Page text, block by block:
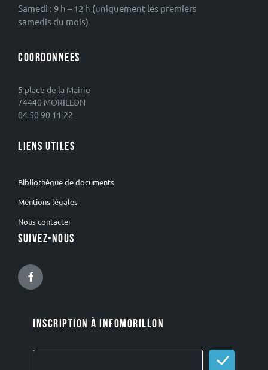
Samedi : 9 h – 12 h (uniquement les premiers
samedis du mois)
COORDONNEES
5 place de la Mairie
74440 MORILLON
04 50 90 11 22
LIENS UTILES
Bibliothèque de documents
Mentions légales
Nous contacter
SUIVEZ-NOUS
Facebook
INSCRIPTION À INFOMORILLON